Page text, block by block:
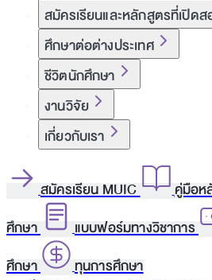
สมัครเรียนและหลักสูตรที่เปิด
ศึกษาต่อต่างประเทศ
ชีวิตนักศึกษา
งานวิจัย
เกี่ยวกับเรา
สมัครเรียน MUIC คู่มือ
ศึกษา
แบบฟอร์มทางวิชาการ
ศึกษา
ทุนการศึกษา